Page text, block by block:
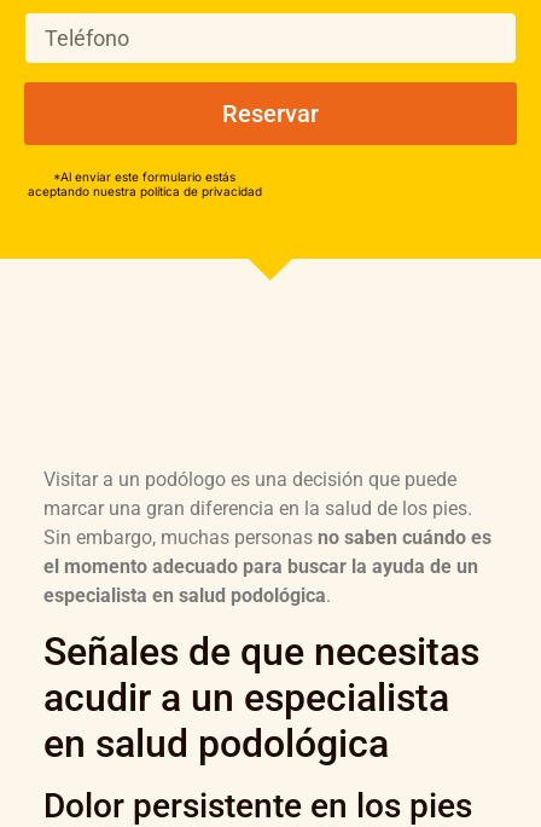
Reservar
*Al enviar este formulario estás
aceptando nuestra política de privacidad
Visitar a un podólogo es una decisión que puede
marcar una gran diferencia en la salud de los pies.
Sin embargo, muchas personas no saben cuándo es
el momento adecuado para buscar la ayuda de un
especialista en salud podológica.
Señales de que necesitas
acudir a un especialista
en salud podológica
Dolor persistente en los pies